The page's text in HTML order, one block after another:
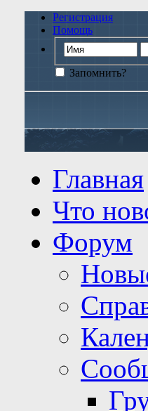
Регистрация
Помощь
Запомнить?
Главная
Что
Форум